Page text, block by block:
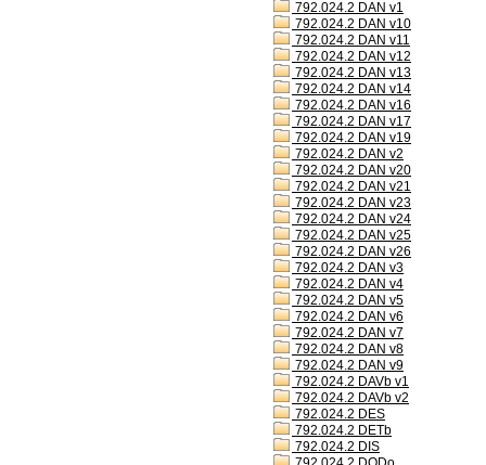
792.024.2 DAN v1
792.024.2 DAN v10
792.024.2 DAN v11
792.024.2 DAN v12
792.024.2 DAN v13
792.024.2 DAN v14
792.024.2 DAN v16
792.024.2 DAN v17
792.024.2 DAN v19
792.024.2 DAN v2
792.024.2 DAN v20
792.024.2 DAN v21
792.024.2 DAN v23
792.024.2 DAN v24
792.024.2 DAN v25
792.024.2 DAN v26
792.024.2 DAN v3
792.024.2 DAN v4
792.024.2 DAN v5
792.024.2 DAN v6
792.024.2 DAN v7
792.024.2 DAN v8
792.024.2 DAN v9
792.024.2 DAVb v1
792.024.2 DAVb v2
792.024.2 DES
792.024.2 DETb
792.024.2 DIS